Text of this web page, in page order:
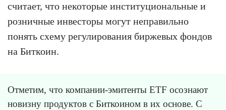
считает, что некоторые институциональные и
розничные инвесторы могут неправильно
понять схему регулирования биржевых фондов
на Биткоин.
Отметим, что компании-эмитенты ETF осознают
новизну продуктов с Биткоином в их основе. С